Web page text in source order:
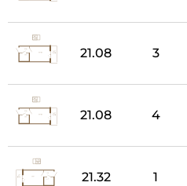
21.08 3
21.08 4
21.32 1